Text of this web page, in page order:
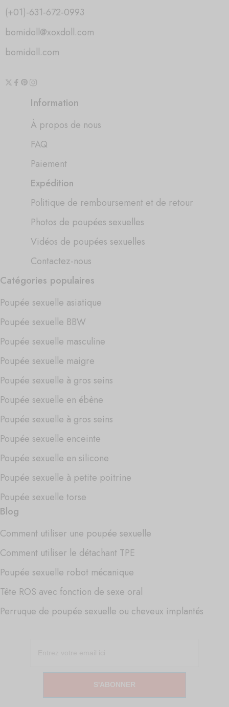
(+01)-631-672-0993
bomidoll@xoxdoll.com
bomidoll.com
Information
À propos de nous
FAQ
Paiement
Expédition
Politique de remboursement et de retour
Photos de poupées sexuelles
Vidéos de poupées sexuelles
Contactez-nous
Catégories populaires
Poupée sexuelle asiatique
Poupée sexuelle BBW
Poupée sexuelle masculine
Poupée sexuelle maigre
Poupée sexuelle à gros seins
Poupée sexuelle en ébène
Poupée sexuelle à gros seins
Poupée sexuelle enceinte
Poupée sexuelle en silicone
Poupée sexuelle à petite poitrine
Poupée sexuelle torse
Blog
Comment utiliser une poupée sexuelle
Comment utiliser le détachant TPE
Poupée sexuelle robot mécanique
Tête ROS avec fonction de sexe oral
Perruque de poupée sexuelle ou cheveux implantés
S'ABONNER